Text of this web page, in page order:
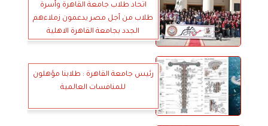
اتحاد طلاب جامعة القاهرة وأسرة
طلاب من أجل مصر يدعمون زملاءهم
الجدد بجامعة القاهرة الاهلية
رئيس جامعة القاهرة : طلابنا مؤهلون
للمنافسات العالمية